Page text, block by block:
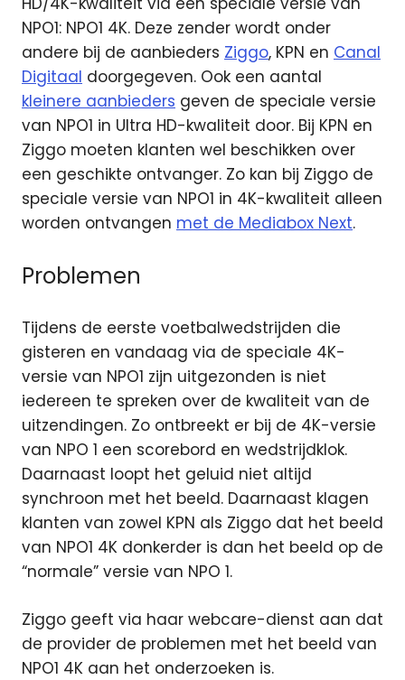
NPO1: NPO1 4K. Deze zender wordt onder
andere bij de aanbieders Ziggo, KPN en Canal
Digitaal doorgegeven. Ook een aantal
kleinere aanbieders geven de speciale versie
van NPO1 in Ultra HD-kwaliteit door. Bij KPN en
Ziggo moeten klanten wel beschikken over
een geschikte ontvanger. Zo kan bij Ziggo de
speciale versie van NPO1 in 4K-kwaliteit alleen
worden ontvangen met de Mediabox Next.
Problemen
Tijdens de eerste voetbalwedstrijden die
gisteren en vandaag via de speciale 4K-
versie van NPO1 zijn uitgezonden is niet
iedereen te spreken over de kwaliteit van de
uitzendingen. Zo ontbreekt er bij de 4K-versie
van NPO 1 een scorebord en wedstrijdklok.
Daarnaast loopt het geluid niet altijd
synchroon met het beeld. Daarnaast klagen
klanten van zowel KPN als Ziggo dat het beeld
van NPO1 4K donkerder is dan het beeld op de
“normale” versie van NPO 1.
Ziggo geeft via haar webcare-dienst aan dat
de provider de problemen met het beeld van
NPO1 4K aan het onderzoeken is.